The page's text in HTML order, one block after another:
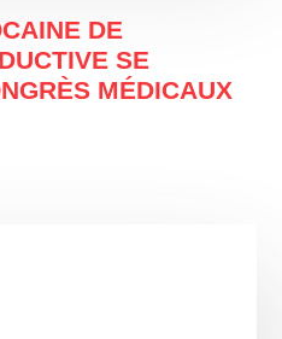
DE
SE
MÉDICAUX